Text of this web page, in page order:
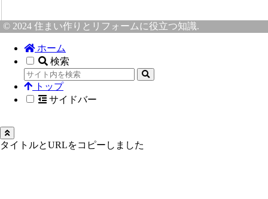
© 2024 住まい作りとリフォームに役立つ知識.
ホーム
検索
トップ
サイドバー
タイトルとURLをコピーしました